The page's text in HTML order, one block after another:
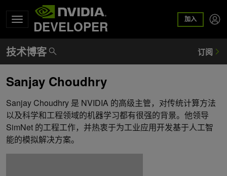
DEVELOPER 加入
Sanjay Choudhry
Sanjay Choudhry 是 NVIDIA 的高级主管，对传统计算方法
以及科学和工程领域的机器学习都有很强的背景。他领导
SimNet 的工程工作，并热衷于为工业应用开发基于人工智
能的模拟解决方案。